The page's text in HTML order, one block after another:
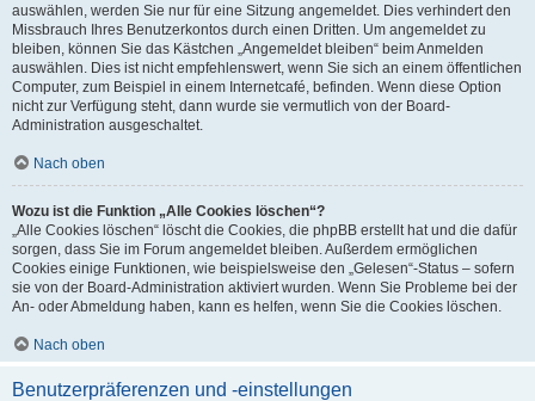
auswählen, werden Sie nur für eine Sitzung angemeldet. Dies verhindert den
Missbrauch Ihres Benutzerkontos durch einen Dritten. Um angemeldet zu
bleiben, können Sie das Kästchen „Angemeldet bleiben“ beim Anmelden
auswählen. Dies ist nicht empfehlenswert, wenn Sie sich an einem öffentlichen
Computer, zum Beispiel in einem Internetcafé, befinden. Wenn diese Option
nicht zur Verfügung steht, dann wurde sie vermutlich von der Board-
Administration ausgeschaltet.
Nach oben
Wozu ist die Funktion „Alle Cookies löschen“?
„Alle Cookies löschen“ löscht die Cookies, die phpBB erstellt hat und die dafür
sorgen, dass Sie im Forum angemeldet bleiben. Außerdem ermöglichen
Cookies einige Funktionen, wie beispielsweise den „Gelesen“-Status – sofern
sie von der Board-Administration aktiviert wurden. Wenn Sie Probleme bei der
An- oder Abmeldung haben, kann es helfen, wenn Sie die Cookies löschen.
Nach oben
Benutzerpräferenzen und -einstellungen